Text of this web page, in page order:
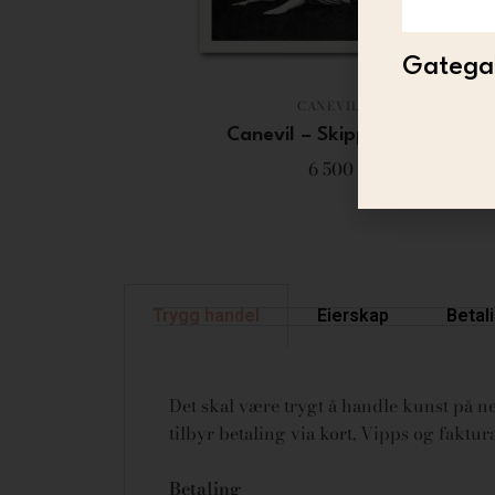
CANEVIL
Canevil – Skipper (HF)
6 500
Eierskap
Det skal være trygt å handle kunst på
tilbyr betaling via kort, Vipps og
Betaling